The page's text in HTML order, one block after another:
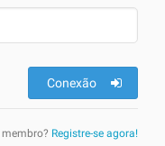
Conexão
Registre-se agora!